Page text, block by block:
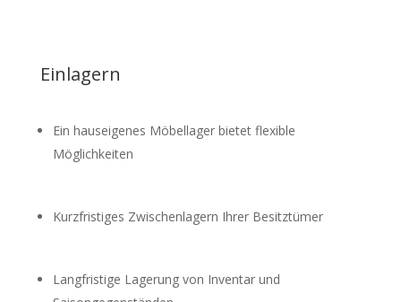
Einlagern
Ein hauseigenes Möbellager bietet flexible
Möglichkeiten
Kurzfristiges Zwischenlagern Ihrer Besitztümer
Langfristige Lagerung von Inventar und